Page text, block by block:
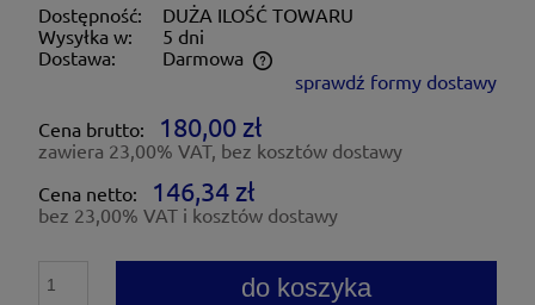
Dostępność:
DUŻA ILOŚĆ TOWARU
Wysyłka w:
5 dni
Dostawa:
Darmowa
Cena nie zawiera ewentualnych kosztów płatności
sprawdź formy dostawy
Cena brutto:
180,00 zł
zawiera 23,00% VAT, bez kosztów dostawy
Cena netto:
146,34 zł
bez 23,00% VAT i kosztów dostawy
do koszyka